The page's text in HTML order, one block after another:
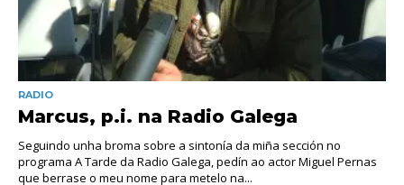
RADIO
Marcus, p.i. na Radio Galega
Seguindo unha broma sobre a sintonía da miña sección no
programa A Tarde da Radio Galega, pedín ao actor Miguel Pernas
que berrase o meu nome para metelo na...